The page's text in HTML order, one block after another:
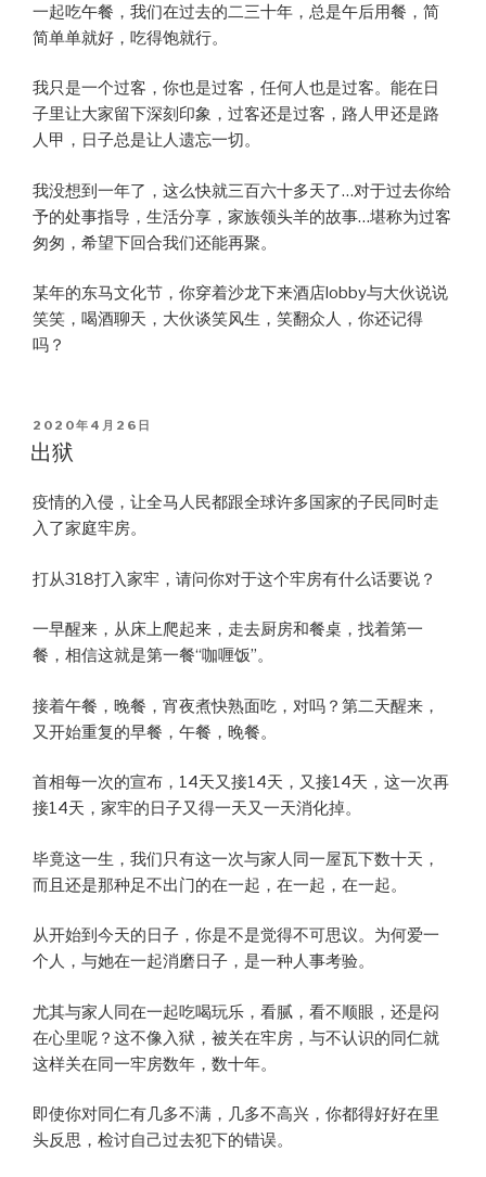
一起吃午餐，我们在过去的二三十年，总是午后用餐，简
简单单就好，吃得饱就行。
我只是一个过客，你也是过客，任何人也是过客。能在日
子里让大家留下深刻印象，过客还是过客，路人甲还是路
人甲，日子总是让人遗忘一切。
我没想到一年了，这么快就三百六十多天了…对于过去你给
予的处事指导，生活分享，家族领头羊的故事…堪称为过客
匆匆，希望下回合我们还能再聚。
某年的东马文化节，你穿着沙龙下来酒店lobby与大伙说说
笑笑，喝酒聊天，大伙谈笑风生，笑翻众人，你还记得
吗？
POSTED
ON
2020年4月26日
出狱
疫情的入侵，让全马人民都跟全球许多国家的子民同时走
入了家庭牢房。
打从318打入家牢，请问你对于这个牢房有什么话要说？
一早醒来，从床上爬起来，走去厨房和餐桌，找着第一
餐，相信这就是第一餐“咖喱饭”。
接着午餐，晚餐，宵夜煮快熟面吃，对吗？第二天醒来，
又开始重复的早餐，午餐，晚餐。
首相每一次的宣布，14天又接14天，又接14天，这一次再
接14天，家牢的日子又得一天又一天消化掉。
毕竟这一生，我们只有这一次与家人同一屋瓦下数十天，
而且还是那种足不出门的在一起，在一起，在一起。
从开始到今天的日子，你是不是觉得不可思议。为何爱一
个人，与她在一起消磨日子，是一种人事考验。
尤其与家人同在一起吃喝玩乐，看腻，看不顺眼，还是闷
在心里呢？这不像入狱，被关在牢房，与不认识的同仁就
这样关在同一牢房数年，数十年。
即使你对同仁有几多不满，几多不高兴，你都得好好在里
头反思，检讨自己过去犯下的错误。